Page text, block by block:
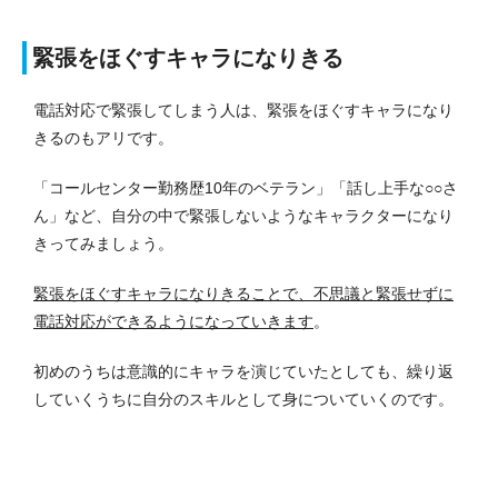
緊張をほぐすキャラになりきる
電話対応で緊張してしまう人は、緊張をほぐすキャラになり
きるのもアリです。
「コールセンター勤務歴10年のベテラン」「話し上手な○○さ
ん」など、自分の中で緊張しないようなキャラクターになり
きってみましょう。
緊張をほぐすキャラになりきることで、不思議と緊張せずに
電話対応ができるようになっていきます。
初めのうちは意識的にキャラを演じていたとしても、繰り返
していくうちに自分のスキルとして身についていくのです。